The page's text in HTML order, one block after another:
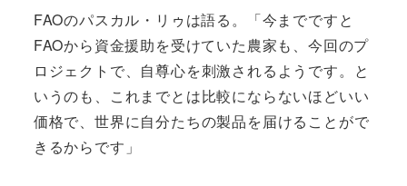
FAOのパスカル・リゥは語る。「今までですと
FAOから資金援助を受けていた農家も、今回のプ
ロジェクトで、自尊心を刺激されるようです。と
いうのも、これまでとは比較にならないほどいい
価格で、世界に自分たちの製品を届けることがで
きるからです」